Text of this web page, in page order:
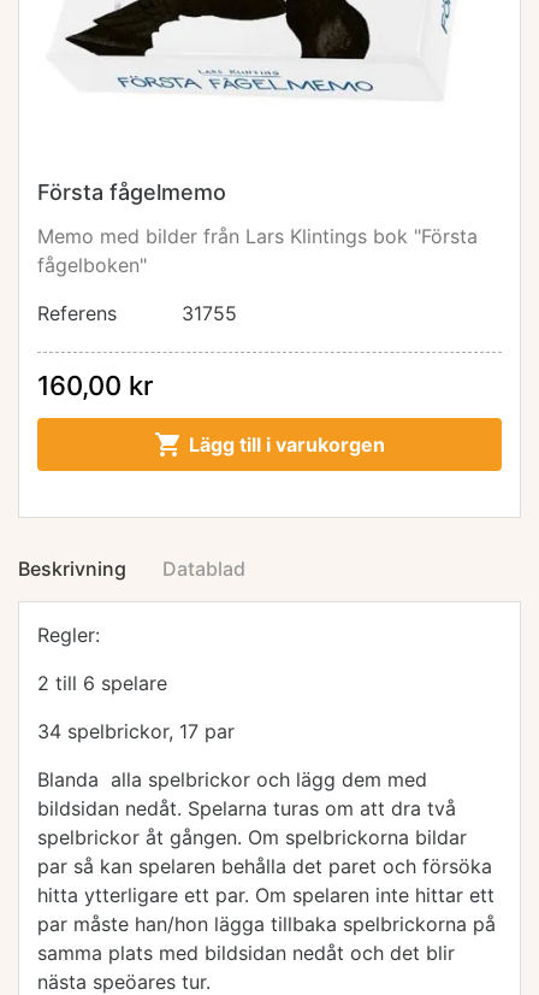
Första fågelmemo
Memo med bilder från Lars Klintings bok "Första
fågelboken"
Referens
31755
160,00 kr
 Lägg till i varukorgen
Beskrivning Datablad
Regler:
2 till 6 spelare
34 spelbrickor, 17 par
Blanda alla spelbrickor och lägg dem med
bildsidan nedåt. Spelarna turas om att dra två
spelbrickor åt gången. Om spelbrickorna bildar
par så kan spelaren behålla det paret och försöka
hitta ytterligare ett par. Om spelaren inte hittar ett
par måste han/hon lägga tillbaka spelbrickorna på
samma plats med bildsidan nedåt och det blir
nästa speöares tur.